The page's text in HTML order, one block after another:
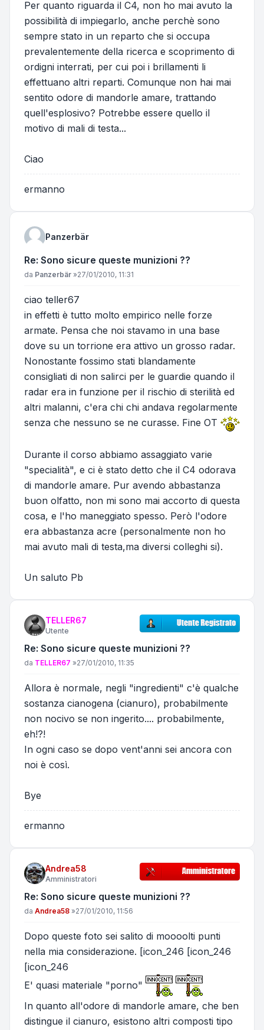
Per quanto riguarda il C4, non ho mai avuto la
possibilità di impiegarlo, anche perchè sono
sempre stato in un reparto che si occupa
prevalentemente della ricerca e scoprimento di
ordigni interrati, per cui poi i brillamenti li
effettuano altri reparti. Comunque non hai mai
sentito odore di mandorle amare, trattando
quell'esplosivo? Potrebbe essere quello il
motivo di mali di testa...
Ciao
ermanno
Panzerbär
Re: Sono sicure queste munizioni ??
Messaggio
da Panzerbär »27/01/2010, 11:31
ciao teller67
in effetti è tutto molto empirico nelle forze
armate. Pensa che noi stavamo in una base
dove su un torrione era attivo un grosso radar.
Nonostante fossimo stati blandamente
consigliati di non salirci per le guardie quando il
radar era in funzione per il rischio di sterilità ed
altri malanni, c'era chi chi andava regolarmente
senza che nessuno se ne curasse. Fine OT
Durante il corso abbiamo assaggiato varie
"specialità", e ci è stato detto che il C4 odorava
di mandorle amare. Pur avendo abbastanza
buon olfatto, non mi sono mai accorto di questa
cosa, e l'ho maneggiato spesso. Però l'odore
era abbastanza acre (personalmente non ho
mai avuto mali di testa,ma diversi colleghi si).
Un saluto Pb
TELLER67
Utente
Re: Sono sicure queste munizioni ??
Messaggio
da TELLER67 »27/01/2010, 11:35
Allora è normale, negli "ingredienti" c'è qualche
sostanza cianogena (cianuro), probabilmente
non nocivo se non ingerito.... probabilmente,
eh!?!
In ogni caso se dopo vent'anni sei ancora con
noi è così.
Bye
ermanno
Andrea58
Amministratori
Re: Sono sicure queste munizioni ??
Messaggio
da Andrea58 »27/01/2010, 11:56
Dopo queste foto sei salito di moooolti punti
nella mia considerazione. [icon_246 [icon_246
[icon_246
E' quasi materiale "porno"
In quanto all'odore di mandorle amare, che ben
distingue il cianuro, esistono altri composti tipo